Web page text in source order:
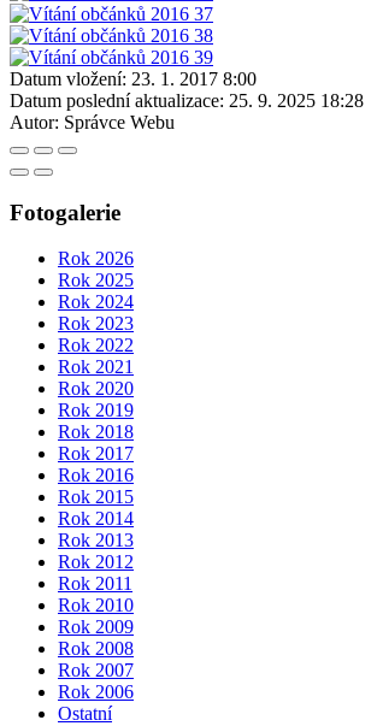
Datum vložení: 23. 1. 2017 8:00
Datum poslední aktualizace: 25. 9. 2025 18:28
Autor: Správce Webu
Fotogalerie
Rok 2026
Rok 2025
Rok 2024
Rok 2023
Rok 2022
Rok 2021
Rok 2020
Rok 2019
Rok 2018
Rok 2017
Rok 2016
Rok 2015
Rok 2014
Rok 2013
Rok 2012
Rok 2011
Rok 2010
Rok 2009
Rok 2008
Rok 2007
Rok 2006
Ostatní